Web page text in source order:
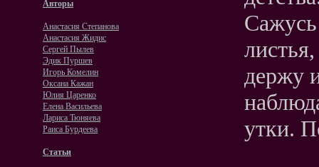
Авторы
Анастасия Степанова
Анастасия Жидис
Сергей Пылев
Эдик Пуршев
Игорь Комелин
Оксана Кажан
Юлия Царенко
Елена Васильева
Лариса Тюняева
Раиса Бурдеева
Статьи
Сажусь
держу
утки.